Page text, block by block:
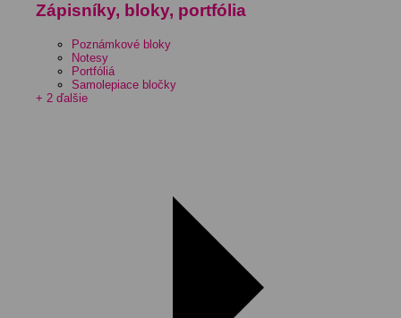
Zápisníky, bloky, portfólia
Poznámkové bloky
Notesy
Portfóliá
Samolepiace bločky
+ 2 ďalšie